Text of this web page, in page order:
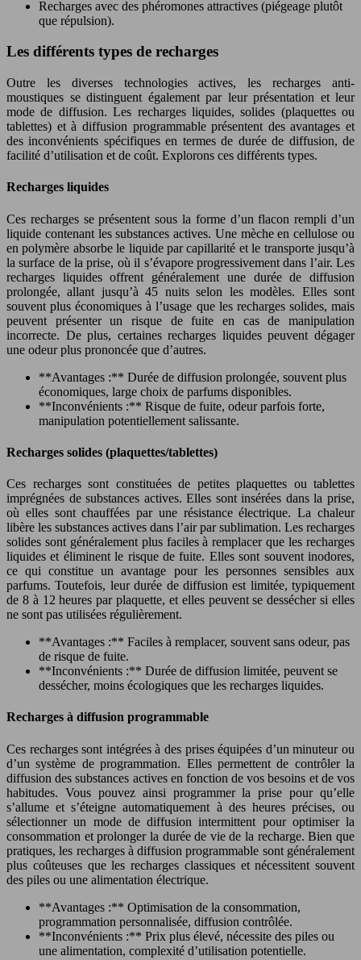
Recharges avec des phéromones attractives (piégeage plutôt
que répulsion).
Les différents types de recharges
Outre les diverses technologies actives, les recharges anti-
moustiques se distinguent également par leur présentation et leur
mode de diffusion. Les recharges liquides, solides (plaquettes ou
tablettes) et à diffusion programmable présentent des avantages et
des inconvénients spécifiques en termes de durée de diffusion, de
facilité d’utilisation et de coût. Explorons ces différents types.
Recharges liquides
Ces recharges se présentent sous la forme d’un flacon rempli d’un
liquide contenant les substances actives. Une mèche en cellulose ou
en polymère absorbe le liquide par capillarité et le transporte jusqu’à
la surface de la prise, où il s’évapore progressivement dans l’air. Les
recharges liquides offrent généralement une durée de diffusion
prolongée, allant jusqu’à 45 nuits selon les modèles. Elles sont
souvent plus économiques à l’usage que les recharges solides, mais
peuvent présenter un risque de fuite en cas de manipulation
incorrecte. De plus, certaines recharges liquides peuvent dégager
une odeur plus prononcée que d’autres.
**Avantages :** Durée de diffusion prolongée, souvent plus
économiques, large choix de parfums disponibles.
**Inconvénients :** Risque de fuite, odeur parfois forte,
manipulation potentiellement salissante.
Recharges solides (plaquettes/tablettes)
Ces recharges sont constituées de petites plaquettes ou tablettes
imprégnées de substances actives. Elles sont insérées dans la prise,
où elles sont chauffées par une résistance électrique. La chaleur
libère les substances actives dans l’air par sublimation. Les recharges
solides sont généralement plus faciles à remplacer que les recharges
liquides et éliminent le risque de fuite. Elles sont souvent inodores,
ce qui constitue un avantage pour les personnes sensibles aux
parfums. Toutefois, leur durée de diffusion est limitée, typiquement
de 8 à 12 heures par plaquette, et elles peuvent se dessécher si elles
ne sont pas utilisées régulièrement.
**Avantages :** Faciles à remplacer, souvent sans odeur, pas
de risque de fuite.
**Inconvénients :** Durée de diffusion limitée, peuvent se
dessécher, moins écologiques que les recharges liquides.
Recharges à diffusion programmable
Ces recharges sont intégrées à des prises équipées d’un minuteur ou
d’un système de programmation. Elles permettent de contrôler la
diffusion des substances actives en fonction de vos besoins et de vos
habitudes. Vous pouvez ainsi programmer la prise pour qu’elle
s’allume et s’éteigne automatiquement à des heures précises, ou
sélectionner un mode de diffusion intermittent pour optimiser la
consommation et prolonger la durée de vie de la recharge. Bien que
pratiques, les recharges à diffusion programmable sont généralement
plus coûteuses que les recharges classiques et nécessitent souvent
des piles ou une alimentation électrique.
**Avantages :** Optimisation de la consommation,
programmation personnalisée, diffusion contrôlée.
**Inconvénients :** Prix plus élevé, nécessite des piles ou
une alimentation, complexité d’utilisation potentielle.